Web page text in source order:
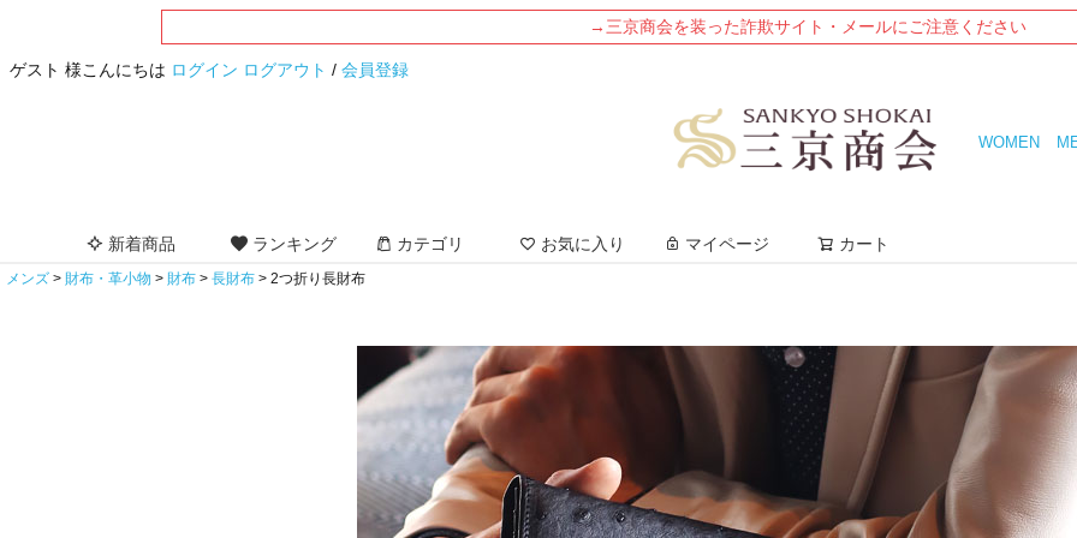
→三京商会を装った詐欺サイト・メールにご注意ください
ゲスト 様こんにちは ログイン ログアウト / 会員登録
WOMEN
新着商品 ランキング カテゴリ お気に入り マイページ カート
メンズ 財布・革小物 財布 長財布 2つ折り長財布